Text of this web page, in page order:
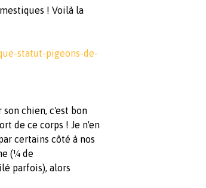
! Voilà la
statut-pigeons-de-
chien, c'est bon
de ce corps ! Je n'en
certains côté à nos
(¼ de
parfois), alors